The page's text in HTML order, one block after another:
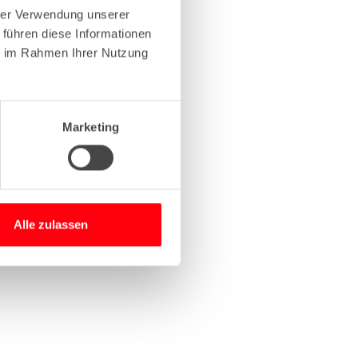
Verwendung unserer
diese Informationen
Rahmen Ihrer Nutzung
Marketing
Alle zulassen
information).